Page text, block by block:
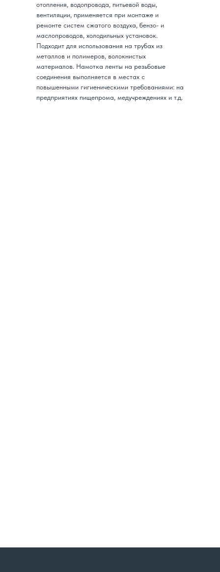
отопления, водопровода, питьевой воды,
вентиляции, применяется при монтаже и
ремонте систем сжатого воздуха, бензо- и
маслопроводов, холодильных установок.
Подходит для использования на трубах из
металлов и полимеров, волокнистых
материалов. Намотка ленты на резьбовые
соединения выполняется в местах с
повышенными гигиеническими требованиями: на
предприятиях пищепрома, медучреждениях и т.д.